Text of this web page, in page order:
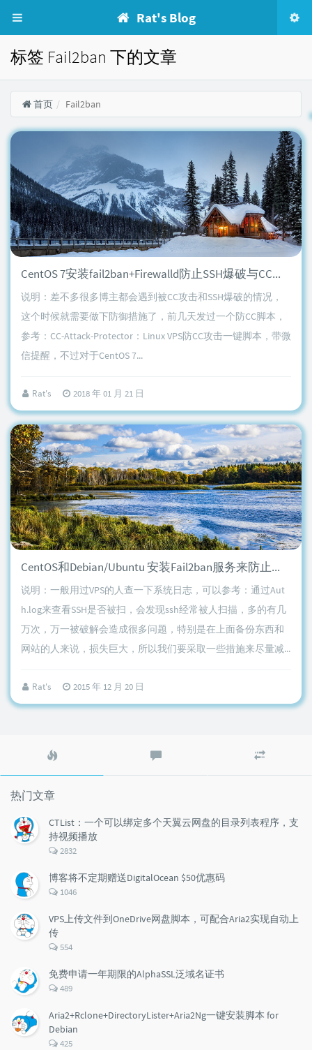
Rat's Blog
标签 Fail2ban 下的文章
首页 Fail2ban
CentOS 7安装fail2ban+Firewalld防止SSH爆破与CC攻击
说明：差不多很多博主都会遇到被CC攻击和SSH爆破的情况，
这个时候就需要做下防御措施了，前几天发过一个防CC脚本，
参考：CC-Attack-Protector：Linux VPS防CC攻击一键脚本，带微
信提醒，不过对于CentOS 7...
Rat's 2018 年 01 月 21 日
CentOS和Debian/Ubuntu 安装Fail2ban服务来防止暴力破解FTP/SSH
说明：一般用过VPS的人查一下系统日志，可以参考：通过Aut
h.log来查看SSH是否被扫，会发现ssh经常被人扫描，多的有几
万次，万一被破解会造成很多问题，特别是在上面备份东西和
网站的人来说，损失巨大，所以我们要采取一些措施来尽量减...
Rat's 2015 年 12 月 20 日
文
评
文
热门文章
CTList：一个可以绑定多个天翼云网盘的目录列表程序，支
持视频播放
评
数：
2832
博客将不定期赠送DigitalOcean $50优惠码
评
数：
1046
VPS上传文件到OneDrive网盘脚本，可配合Aria2实现自动上
传
评
数：
554
免费申请一年期限的AlphaSSL泛域名证书
评
数：
489
Aria2+Rclone+DirectoryLister+Aria2Ng一键安装脚本 for
Debian
评
425